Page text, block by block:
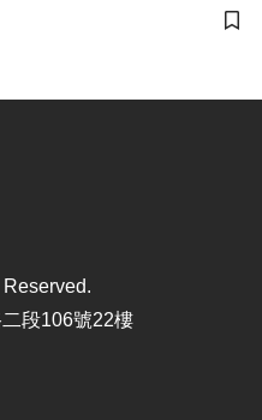
儲
段106號22樓